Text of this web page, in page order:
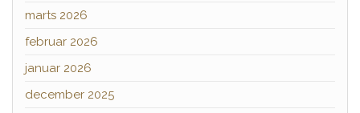
marts 2026
februar 2026
januar 2026
december 2025